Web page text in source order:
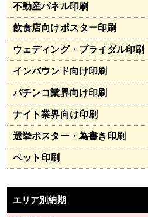
不動産パネル印刷
飲食店向けポスター印刷
ウェディング・ブライダル印刷
インバウンド向け印刷
パチンコ業界向け印刷
ナイト業界向け印刷
選挙ポスター・為書き印刷
ペット印刷
エリア別納期